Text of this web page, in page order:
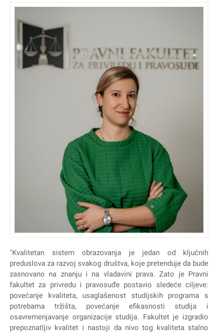
"Kvalitetan sistem obrazovanja je jedan od ključnih
preduslova za razvoj svakog društva, koje pretenduje da bude
zasnovano na znanju i na vladavini prava. Zato je Pravni
fakultet za privredu i pravosuđe postavio sledeće ciljeve:
povećanje kvaliteta, usaglašenost studijskih programa s
potrebama tržišta, povećanje efikasnosti studija i
osavremenjavanje organizacije studija. Fakultet je izgradio
prepoznatljiv kvalitet i nastoji da nivo tog kvaliteta stalno